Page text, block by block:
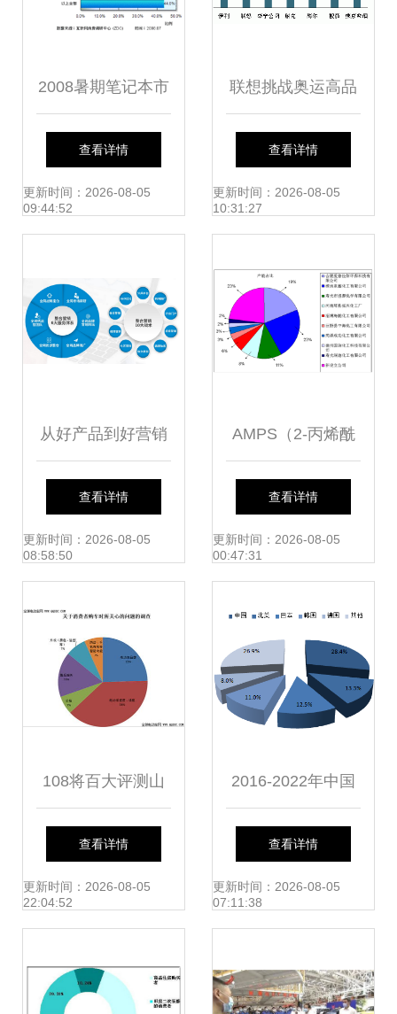
2008暑期笔记本市
场特征及用户消费
预测
查看详情
更新时间：2026-08-05
09:44:52
联想挑战奥运高品
质 从低谷到国际舞
台的奠基之路
查看详情
更新时间：2026-08-05
10:31:27
从好产品到好营销
企业成功的双轮驱
动
查看详情
更新时间：2026-08-05
08:58:50
AMPS（2-丙烯酰
胺-2-甲基丙磺酸）
市场调研报告 行业
度解析
查看详情
更新时间：2026-08-05
00:47:31
108将百大评测山
东站 市场调研与消
费者需求分析
查看详情
更新时间：2026-08-05
22:04:52
2016-2022年中国
机器人行业深度调
研及市场前景预测
查看详情
更新时间：2026-08-05
07:11:38